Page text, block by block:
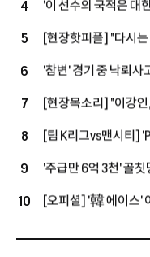
4
'이 선수의 국적은 대
5
[현장핫피플] "다시는
6
'참변' 경기 중 낙뢰사
7
[현장목소리] "이강인
8
[팀 K리그vs맨시티]
9
'주급만 6억 3천' 골
돌아온다…'옛 동료→
10
[오피셜] '韓 에이스'